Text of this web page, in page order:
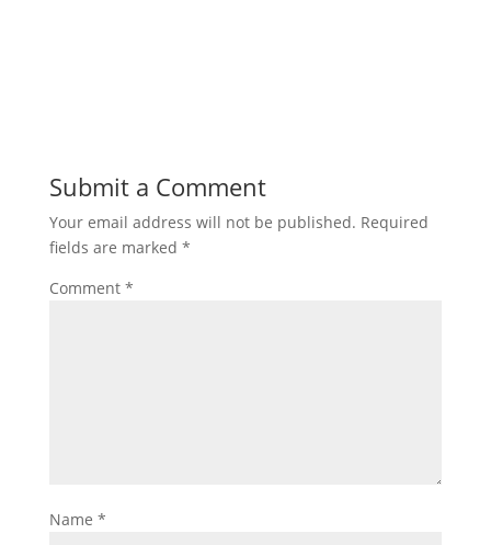
Submit a Comment
Your email address will not be published. Required
fields are marked *
Comment *
Name *